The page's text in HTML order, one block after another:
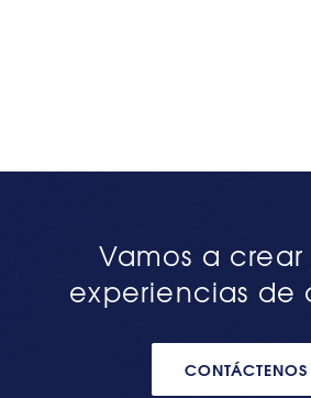
Vamos a crear
experiencias de
CONTÁCTENOS